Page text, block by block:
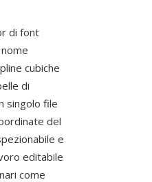
di font
cubiche
di
singolo file
del
e
editabile
come